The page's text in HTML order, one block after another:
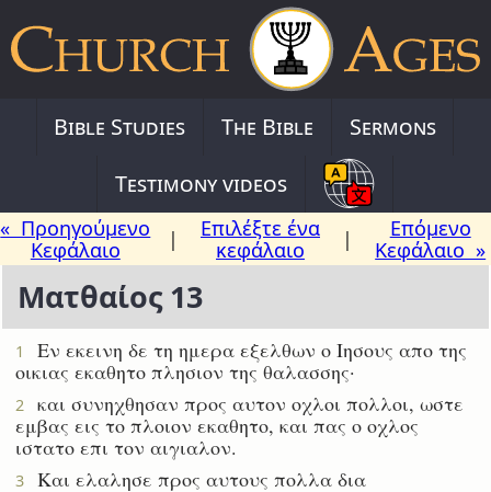
Bible Studies The Bible
Sermons
Testimony videos
« Προηγούμενο
Κεφάλαιο
|
Επιλέξτε ένα
κεφάλαιο
|
Επόμενο
Κεφάλαιο »
Ματθαίος 13
1
Εν εκεινη δε τη ημερα εξελθων ο Ιησους απο της
οικιας εκαθητο πλησιον της θαλασσης·
2
και συνηχθησαν προς αυτον οχλοι πολλοι, ωστε
εμβας εις το πλοιον εκαθητο, και πας ο οχλος
ιστατο επι τον αιγιαλον.
3
Και ελαλησε προς αυτους πολλα δια